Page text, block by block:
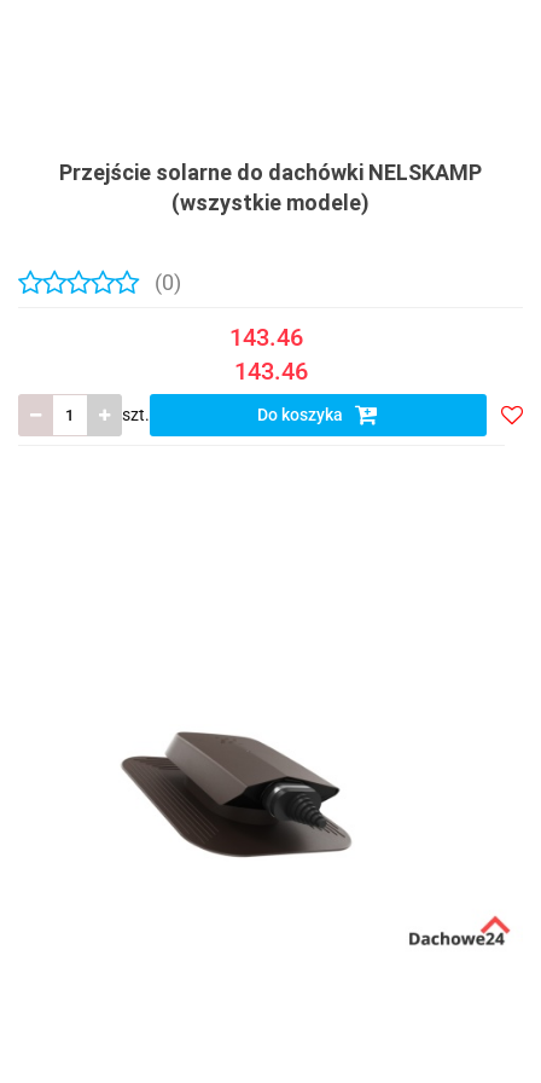
Przejście solarne do dachówki NELSKAMP
(wszystkie modele)
(0)
143.46
143.46
szt. Do koszyka